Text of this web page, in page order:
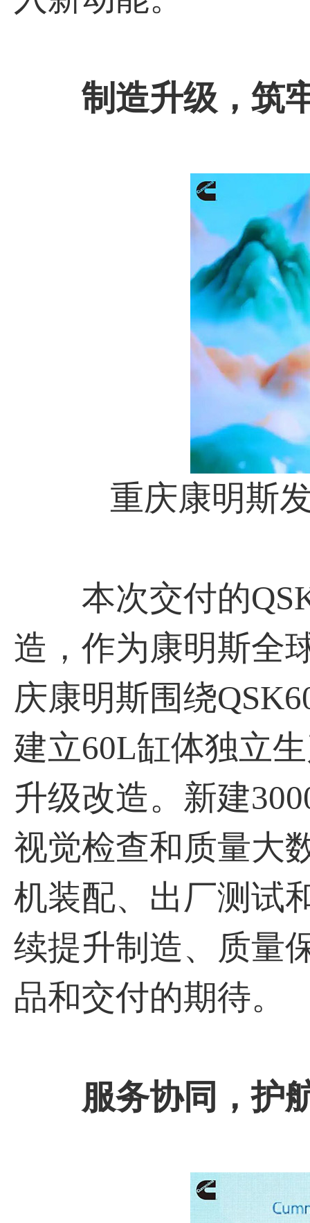
制造升级，筑
重庆康明斯
本次交付的
造，作为康明斯全
庆康明斯围绕
建立60L缸体独立
升级改造。新建
视觉检查和质量大
机装配、出厂测试
续提升制造、质量
品和交付的期待。
服务协同，护